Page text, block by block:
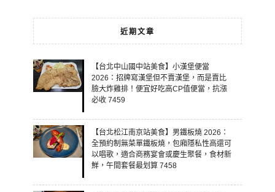
近期文章
【台北中山國中站美食】小漢堡便當
2026：招牌寫漢堡但不賣漢堡，而是賣比
臉大炸雞排！便宜好吃高CP值便當，抗漲
必收 7459
【台北松江南京站美食】男鐵板燒 2026：
全預約制無菜單鐵板燒，包廂隱私性高還可
以唱歌，適合商務宴會或慶生聚餐，食材新
鮮，午間套餐最划算 7458